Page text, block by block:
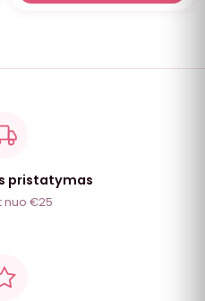
pristatymas
nuo €25